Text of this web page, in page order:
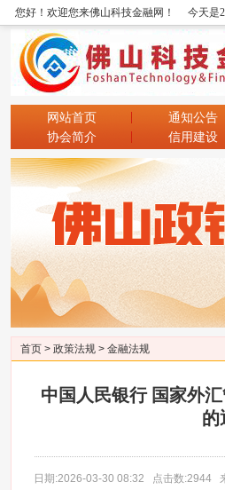
您好！欢迎您来佛山科技金融网！ 今天是
网站首页 通知公告
协会简介
信用建设
首页 > 政策法规 > 金融法规
中国人民银行 国家外
的
日期:2026-03-30 08:32 点击数:2944